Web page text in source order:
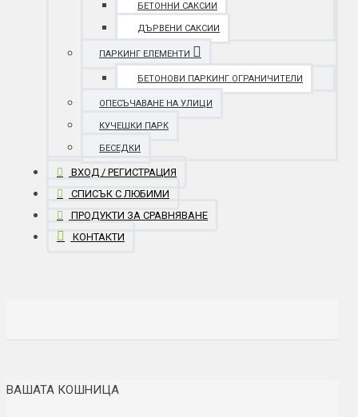
БЕТОННИ САКСИИ
ДЪРВЕНИ САКСИИ
ПАРКИНГ ЕЛЕМЕНТИ
БЕТОНОВИ ПАРКИНГ ОГРАНИЧИТЕЛИ
ОПЕСЪЧАВАНЕ НА УЛИЦИ
КУЧЕШКИ ПАРК
БЕСЕДКИ
ВХОД / РЕГИСТРАЦИЯ
СПИСЪК С ЛЮБИМИ
ПРОДУКТИ ЗА СРАВНЯВАНЕ
КОНТАКТИ
ВАШАТА КОШНИЦА